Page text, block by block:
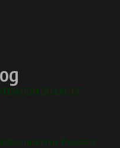
DU LAC DE
main nue Poussins